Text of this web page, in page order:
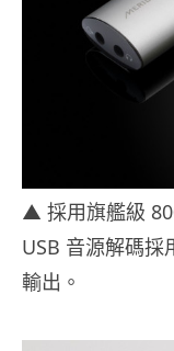
▲ 採用旗艦級
USB 音源解碼採
輸出。